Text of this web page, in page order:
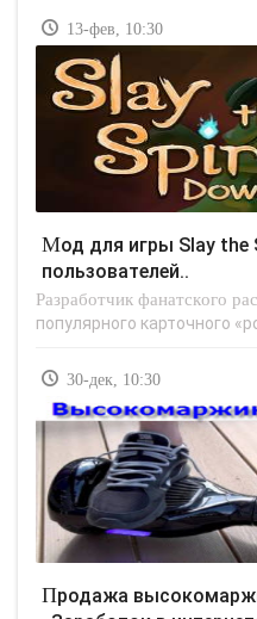
13-фев, 10:30
Мод для игры Slay the Spire заражал
пользователей..
Разработчик фанатского
популярного карточного
30-дек, 10:30
Продажа высокомаржинальных товаров -